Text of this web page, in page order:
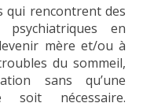
qui rencontrent des
psychiatriques en
mère et/ou à
du sommeil,
sans qu’une
soit nécessaire.